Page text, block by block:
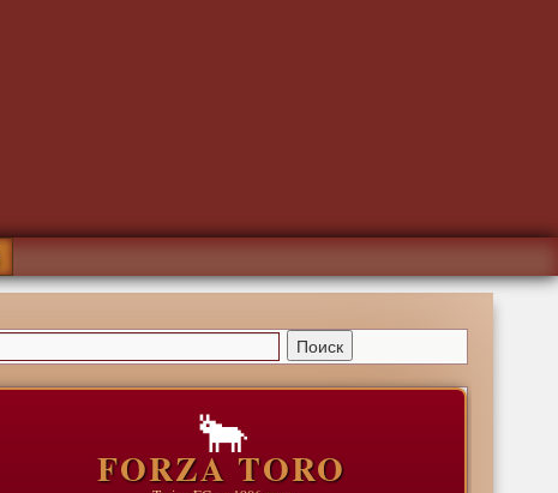
🐂
FORZA TORO